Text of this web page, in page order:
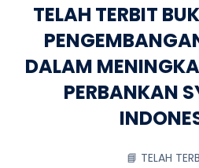
TELAH TERBIT
DALAM
PERBANKAN
📘 TELAH